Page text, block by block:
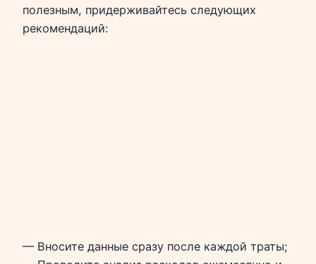
полезным, придерживайтесь следующих
рекомендаций:
— Вносите данные сразу после каждой траты;